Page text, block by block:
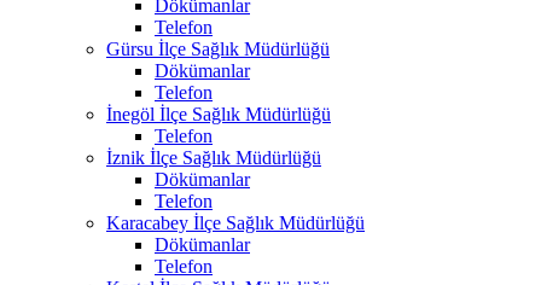
Dökümanlar
Telefon
Gürsu İlçe Sağlık Müdürlüğü
Dökümanlar
Telefon
İnegöl İlçe Sağlık Müdürlüğü
Telefon
İznik İlçe Sağlık Müdürlüğü
Dökümanlar
Telefon
Karacabey İlçe Sağlık Müdürlüğü
Dökümanlar
Telefon